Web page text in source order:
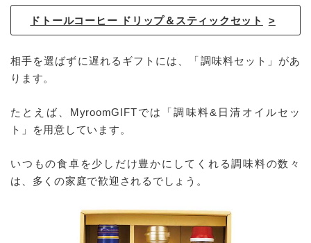
ドトールコーヒー ドリップ＆スティックセット
相手を選ばずに遅れるギフトには、「調味料セット」があ
ります。
たとえば、MyroomGIFTでは「調味料&日清オイルセッ
ト」を用意しています。
いつもの食卓を少しだけ豊かにしてくれる調味料の数々
は、多くの家庭で歓迎されるでしょう。